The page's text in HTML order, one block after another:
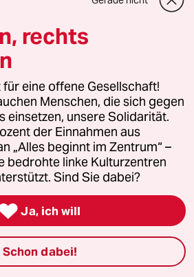
[…]."
im Sinne [der] ‚Lehre von der
Menschen‘, […]".
und Adorno ja eine ganze
sie aber derart
Dinge zu einem braunen
verrührt haben sollen, erstaunt
Uhr
in der Geschichte der Stadt
dort warteten die nicht
ungedultig, bis die LKWs mit
rechts
eine offene Gesellschaft!
Menschen, die sich gegen
einsetzen, unsere Solidarität.
der Einnahmen aus
„Alles beginnt im Zentrum“ –
bedrohte linke Kulturzentren
Sind Sie dabei?
Ja, ich will
Schon dabei!